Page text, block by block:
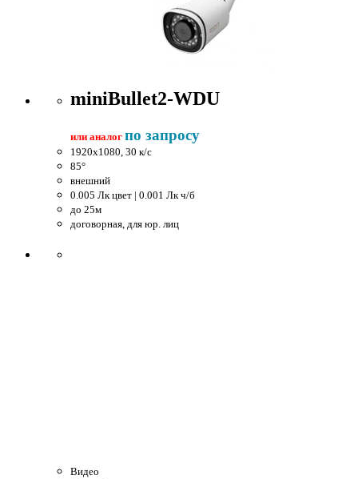
miniBullet2-WDU
или аналог по запросу
1920x1080, 30 к/c
85°
внешний
0.005 Лк цвет | 0.001 Лк ч/б
до 25м
договорная, для юр. лиц
Видео